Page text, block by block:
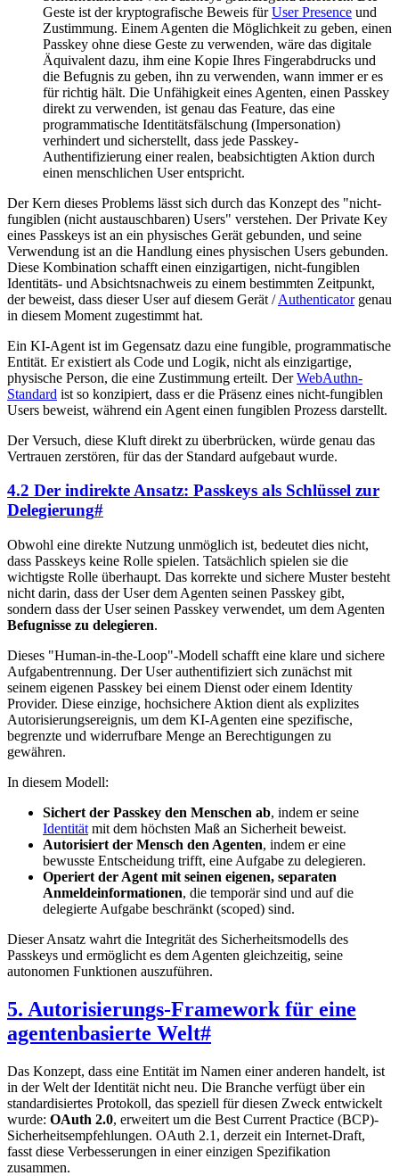
Geste ist der kryptografische Beweis fürUser Presence und
Zustimmung. Einem Agenten die Möglichkeit zu geben, einen
Passkey ohne diese Geste zu verwenden, wäre das digitale
Äquivalent dazu, ihm eine Kopie Ihres Fingerabdrucks und
die Befugnis zu geben, ihn zu verwenden, wann immer er es
für richtig hält. Die Unfähigkeit eines Agenten, einen Passkey
direkt zu verwenden, ist genau das Feature, das eine
programmatische Identitätsfälschung (Impersonation)
verhindert und sicherstellt, dass jede Passkey-
Authentifizierung einer realen, beabsichtigten Aktion durch
einen menschlichen User entspricht.
Der Kern dieses Problems lässt sich durch das Konzept des "nicht-
fungiblen (nicht austauschbaren) Users" verstehen. Der Private Key
eines Passkeys ist an ein physisches Gerät gebunden, und seine
Verwendung ist an die Handlung eines physischen Users gebunden.
Diese Kombination schafft einen einzigartigen, nicht-fungiblen
Identitäts- und Absichtsnachweis zu einem bestimmten Zeitpunkt,
der beweist, dass dieser User auf diesem Gerät /Authenticatorgenau
in diesem Moment zugestimmt hat.
Ein KI-Agent ist im Gegensatz dazu eine fungible, programmatische
Entität. Er existiert als Code und Logik, nicht als einzigartige,
physische Person, die eine Zustimmung erteilt. DerWebAuthn-
Standard ist so konzipiert, dass er die Präsenz eines nicht-fungiblen
Users beweist, während ein Agent einen fungiblen Prozess darstellt.
Der Versuch, diese Kluft direkt zu überbrücken, würde genau das
Vertrauen zerstören, für das der Standard aufgebaut wurde.
4.2 Der indirekte Ansatz: Passkeys als Schlüssel zur
Delegierung#
Obwohl eine direkte Nutzung unmöglich ist, bedeutet dies nicht,
dass Passkeys keine Rolle spielen. Tatsächlich spielen sie die
wichtigste Rolle überhaupt. Das korrekte und sichere Muster besteht
nicht darin, dass der User dem Agenten seinen Passkey gibt,
sondern dass der User seinen Passkey verwendet, um dem Agenten
Befugnisse zu delegieren.
Dieses "Human-in-the-Loop"-Modell schafft eine klare und sichere
Aufgabentrennung. Der User authentifiziert sich zunächst mit
seinem eigenen Passkey bei einem Dienst oder einem Identity
Provider. Diese einzige, hochsichere Aktion dient als explizites
Autorisierungsereignis, um dem KI-Agenten eine spezifische,
begrenzte und widerrufbare Menge an Berechtigungen zu
gewähren.
In diesem Modell:
Sichert der Passkey den Menschen ab, indem er seine
Identität mit dem höchsten Maß an Sicherheit beweist.
Autorisiert der Mensch den Agenten, indem er eine
bewusste Entscheidung trifft, eine Aufgabe zu delegieren.
Operiert der Agent mit seinen eigenen, separaten
Anmeldeinformationen, die temporär sind und auf die
delegierte Aufgabe beschränkt (scoped) sind.
Dieser Ansatz wahrt die Integrität des Sicherheitsmodells des
Passkeys und ermöglicht es dem Agenten gleichzeitig, seine
autonomen Funktionen auszuführen.
5. Autorisierungs-Framework für eine
agentenbasierte Welt#
Das Konzept, dass eine Entität im Namen einer anderen handelt, ist
in der Welt der Identität nicht neu. Die Branche verfügt über ein
standardisiertes Protokoll, das speziell für diesen Zweck entwickelt
wurde: OAuth 2.0, erweitert um die Best Current Practice (BCP)-
Sicherheitsempfehlungen. OAuth 2.1, derzeit ein Internet-Draft,
fasst diese Verbesserungen in einer einzigen Spezifikation
zusammen.